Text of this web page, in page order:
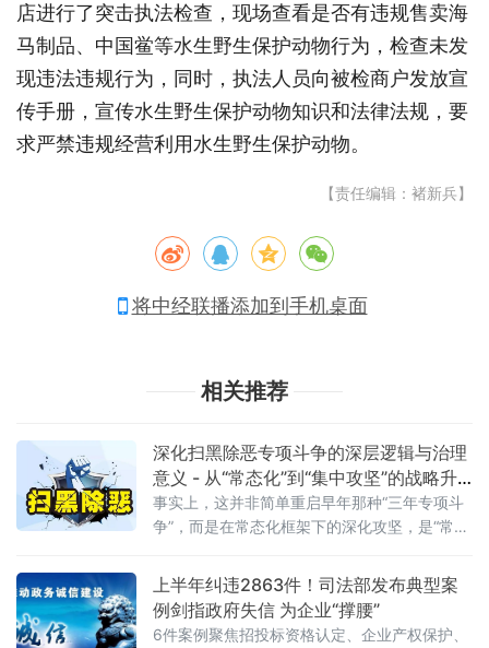
店进行了突击执法检查，现场查看是否有违规售卖海
马制品、中国鲎等水生野生保护动物行为，检查未发
现违法违规行为，同时，执法人员向被检商户发放宣
传手册，宣传水生野生保护动物知识和法律法规，要
求严禁违规经营利用水生野生保护动物。
【责任编辑：褚新兵】
将中经联播添加到手机桌面
相关推荐
深化扫黑除恶专项斗争的深层逻辑与治理
意义 - 从“常态化”到“集中攻坚”的战略升
级
事实上，这并非简单重启早年那种“三年专项斗
争”，而是在常态化框架下的深化攻坚，是“常态
强调要严格依法办事、坚持实事求是，做到“是
黑恶一个不漏、不是黑恶一个不凑”
上半年纠违2863件！司法部发布典型案
例剑指政府失信 为企业“撑腰”
6件案例聚焦招投标资格认定、企业产权保护、